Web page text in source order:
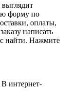
форму по
оплаты,
написать
найти. Нажмите
интернет-